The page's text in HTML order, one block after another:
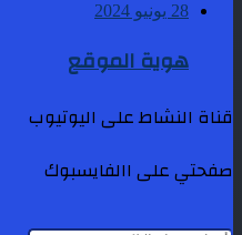
28 يونيو 2024
هوية الموقع
قناة النشاط على اليوتيوب
صفحتي على االفايسبوك